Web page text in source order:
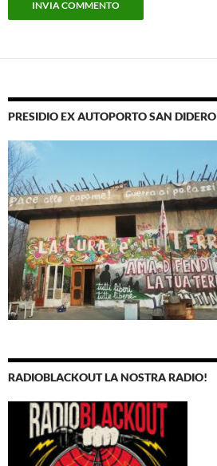
PRESIDIO EX AUTOPORTO SAN DIDERO
RADIOBLACKOUT LA NOSTRA RADIO!